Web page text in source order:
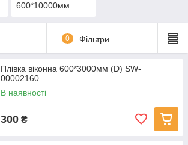
600*10000мм
0 Фільтри
Плівка віконна 600*3000мм (D) SW-
00002160
В наявності
300 ₴